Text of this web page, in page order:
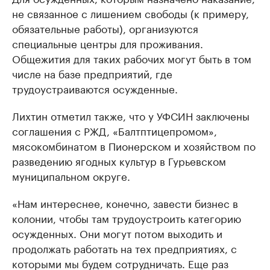
не связанное с лишением свободы (к примеру,
обязательные работы), организуются
специальные центры для проживания.
Общежития для таких рабочих могут быть в том
числе на базе предприятий, где
трудоустраиваются осужденные.
Лихтин отметил также, что у УФСИН заключены
соглашения с РЖД, «Балтптицепромом»,
мясокомбинатом в Пионерском и хозяйством по
разведению ягодных культур в Гурьевском
муниципальном округе.
«Нам интереснее, конечно, завести бизнес в
колонии, чтобы там трудоустроить категорию
осужденных. Они могут потом выходить и
продолжать работать на тех предприятиях, с
которыми мы будем сотрудничать. Еще раз